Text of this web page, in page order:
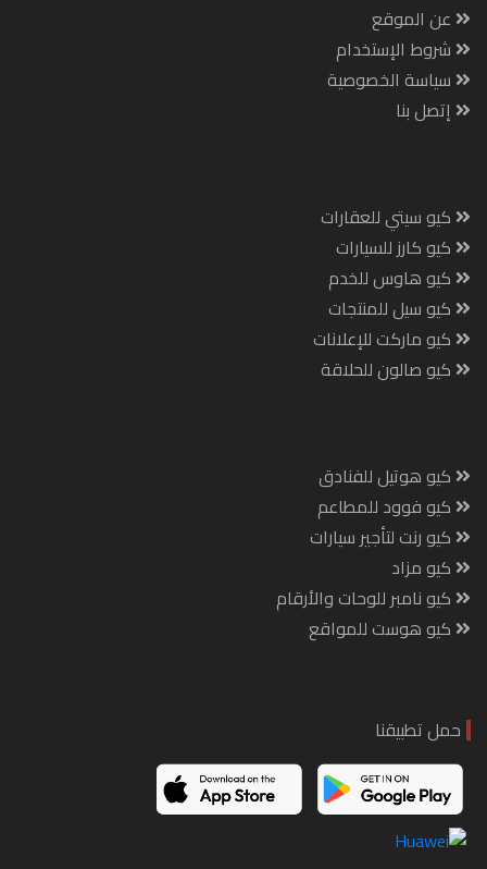
عن الموقع
شروط الإستخدام
سياسة الخصوصية
إتصل بنا
كيو سيتي للعقارات
كيو كارز للسيارات
كيو هاوس للخدم
كيو سيل للمنتجات
كيو ماركت للإعلانات
كيو صالون للحلاقة
كيو هوتيل للفنادق
كيو فوود للمطاعم
كيو رنت لتأجير سيارات
كيو مزاد
كيو نامبر للوحات والأرقام
كيو هوست للمواقع
حمل تطبيقنا